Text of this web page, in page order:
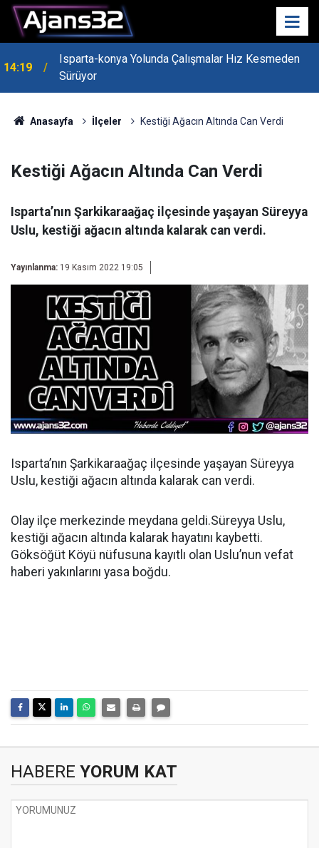
14:19
Isparta-konya Yolunda Çalışmalar Hız Kesmeden
Sürüyor
Anasayfa İlçeler Kestiği Ağacın Altında Can Verdi
Kestiği Ağacın Altında Can Verdi
Isparta’nın Şarkikaraağaç ilçesinde yaşayan Süreyya
Uslu, kestiği ağacın altında kalarak can verdi.
Yayınlanma: 19 Kasım 2022 19:05
Isparta’nın Şarkikaraağaç ilçesinde yaşayan Süreyya
Uslu, kestiği ağacın altında kalarak can verdi.
Olay ilçe merkezinde meydana geldi.Süreyya Uslu,
kestiği ağacın altında kalarak hayatını kaybetti.
Göksöğüt Köyü nüfusuna kayıtlı olan Uslu’nun vefat
haberi yakınlarını yasa boğdu.
HABERE YORUM KAT